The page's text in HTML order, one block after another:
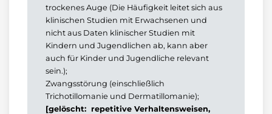
trockenes Auge (Die Häufigkeit leitet sich aus
klinischen Studien mit Erwachsenen und
nicht aus Daten klinischer Studien mit
Kindern und Jugendlichen ab, kann aber
auch für Kinder und Jugendliche relevant
sein.);
Zwangsstörung (einschließlich
Trichotillomanie und Dermatillomanie);
[gelöscht: repetitive Verhaltensweisen,